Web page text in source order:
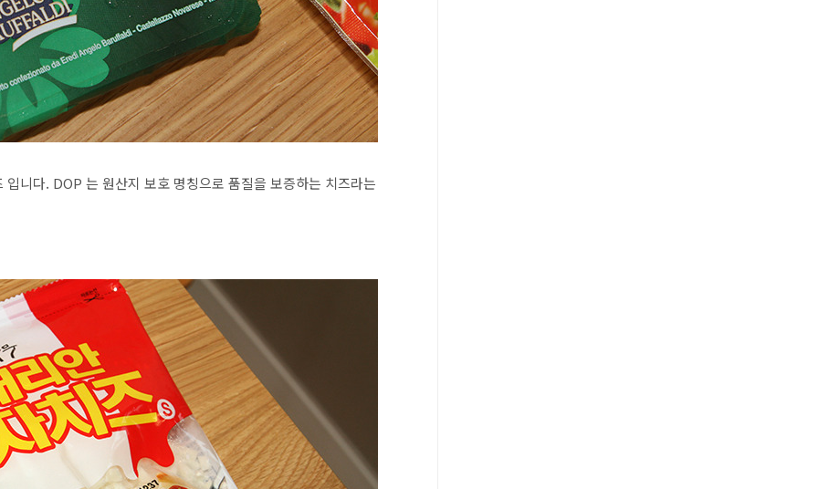
니다. DOP 는 원산지 보호 명칭으로 품질을 보증하는 치즈라는